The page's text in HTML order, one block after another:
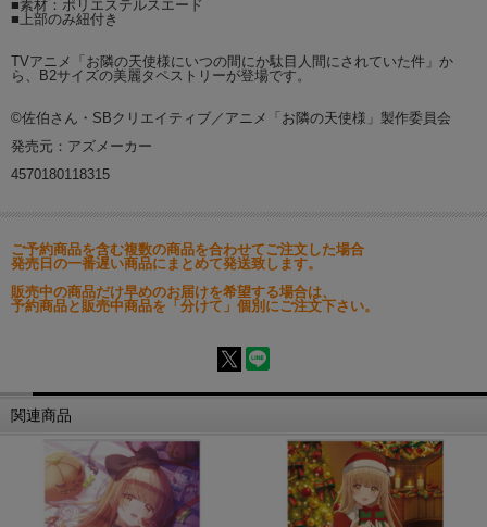
■素材：ポリエステルスエード
■上部のみ紐付き
TVアニメ「お隣の天使様にいつの間にか駄目人間にされていた件」か
ら、B2サイズの美麗タペストリーが登場です。
©佐伯さん・SBクリエイティブ／アニメ「お隣の天使様」製作委員会
発売元：アズメーカー
4570180118315
ご予約商品を含む複数の商品を合わせてご注文した場合
発売日の一番遅い商品にまとめて発送致します。
販売中の商品だけ早めのお届けを希望する場合は、
予約商品と販売中商品を「分けて」個別にご注文下さい。
関連商品